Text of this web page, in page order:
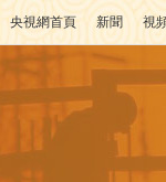
央視網首頁 新聞 視